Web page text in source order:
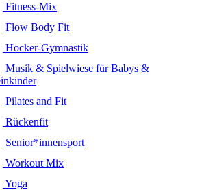
Fitness-Mix
Flow Body Fit
Hocker-Gymnastik
Musik & Spielwiese für Babys &
Pilates and Fit
Rückenfit
Senior*innensport
Workout Mix
Yoga